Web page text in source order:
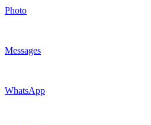
Photo
Messages
WhatsApp